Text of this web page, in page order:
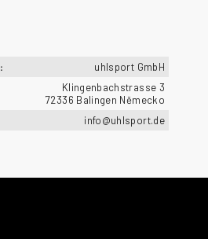
: uhlsport GmbH
Klingenbachstrasse 3
72336 Balingen Německo
info@uhlsport.de